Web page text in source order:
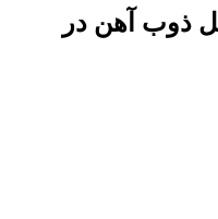
ذوب آهن در